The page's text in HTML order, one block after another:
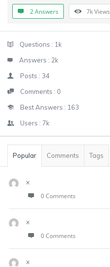
2 Answers 7kViews
StatsQuestions : 1k
Answers : 2k
Posts : 34
Comments : 0
Best Answers : 163
Users : 7k
Popular Comments Tags
x
0 Comments
x
0 Comments
x